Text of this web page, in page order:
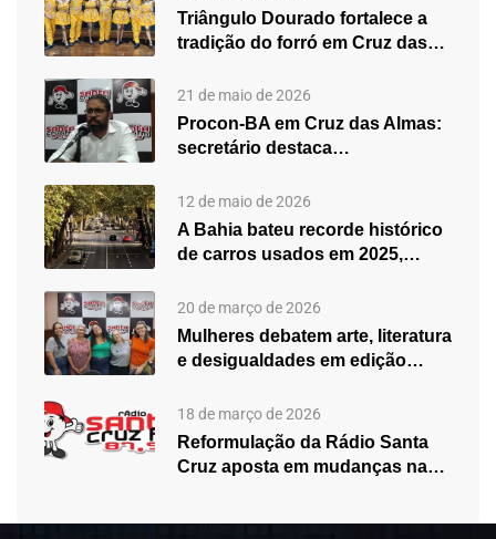
Triângulo Dourado fortalece a
tradição do forró em Cruz das…
21 de maio de 2026
Procon-BA em Cruz das Almas:
secretário destaca
12 de maio de 2026
A Bahia bateu recorde histórico
de carros usados em 2025,…
20 de março de 2026
Mulheres debatem arte, literatura
e desigualdades em edição
18 de março de 2026
Reformulação da Rádio Santa
Cruz aposta em mudanças na